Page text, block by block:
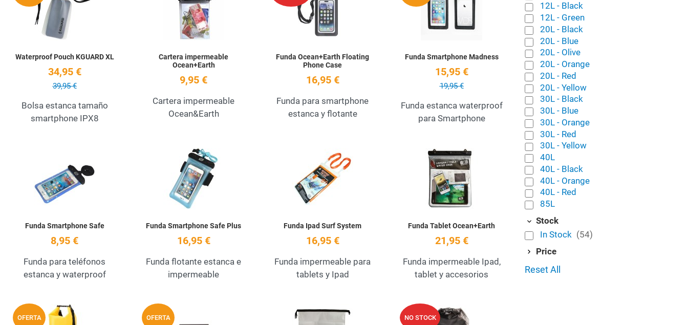
Waterproof Pouch KGUARD XL
34,95 €
39,95 €
Bolsa estanca tamaño
smartphone IPX8
Quick View
Cartera impermeable
Ocean+Earth
9,95 €
Cartera impermeable
Ocean&Earth
Quick View
Funda Ocean+Earth Floating
Phone Case
16,95 €
Funda para smartphone
estanca y flotante
Quick View
Funda Smartphone Madness
15,95 €
19,95 €
Funda estanca waterproof
para Smartphone
Funda Smartphone Safe
8,95 €
Funda para teléfonos
estanca y waterproof
Funda Smartphone Safe Plus
16,95 €
Funda flotante estanca e
impermeable
Add to Wishlist
Funda Ipad Surf System
16,95 €
Funda impermeable para
tablets y Ipad
Add to Wishlist
Quick View
Funda Tablet Ocean+Earth
21,95 €
Funda impermeable Ipad,
tablet y accesorios
OFERTA
Add to Wishlist
OFERTA
Add to Wishlist Add to Wishlist
NO STOCK
12L - Black
12L - Green
20L - Black
20L - Blue
20L - Olive
20L - Orange
20L - Red
20L - Yellow
30L - Black
30L - Blue
30L - Orange
30L - Red
30L - Yellow
40L
40L - Black
40L - Orange
40L - Red
85L
Stock
In Stock (54)
Price
Reset All